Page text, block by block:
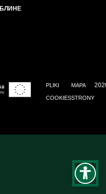
PLIKI
COOKIES
MAPA
STRONY